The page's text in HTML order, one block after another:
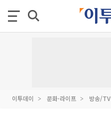
이투데이 문화·라이프 방송/TV